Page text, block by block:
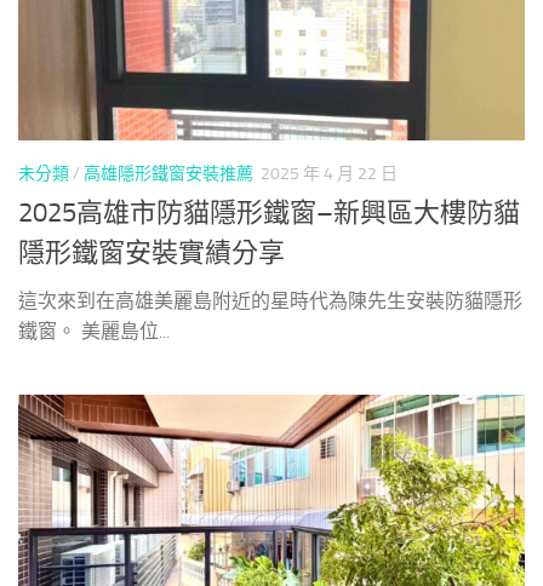
未分類/ 高雄隱形鐵窗安裝推薦 2025 年 4 月 22 日
2025高雄市防貓隱形鐵窗–新興區大樓防貓
隱形鐵窗安裝實績分享
這次來到在高雄美麗島附近的星時代為陳先生安裝防貓隱形
鐵窗。 美麗島位...